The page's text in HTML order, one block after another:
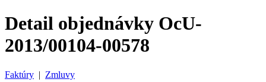
Detail objednávky OcU-
2013/00104-00578
Faktúry | Zmluvy